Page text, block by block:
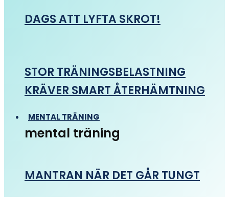
DAGS ATT LYFTA SKROT!
STOR TRÄNINGSBELASTNING
KRÄVER SMART ÅTERHÄMTNING
MENTAL TRÄNING
mental träning
MANTRAN NÄR DET GÅR TUNGT